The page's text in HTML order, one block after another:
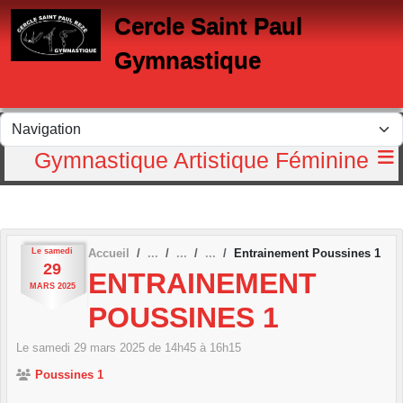
Cercle Saint Paul
Gymnastique
Gymnastique Artistique Féminine
Le samedi
29
MARS 2025
Accueil Entrainement Poussines 1
ENTRAINEMENT
POUSSINES 1
Le samedi 29 mars 2025 de 14h45 à 16h15
Poussines 1
Panneau de gestion des cookies